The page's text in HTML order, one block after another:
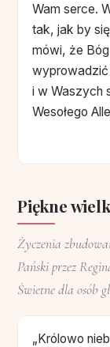
Wam serce.
tak, jak by się
mówi, że
wyprowadzić
i w Waszych
Wesołego
Piękne
Życzenia
Pański przez
Świetne dla osób
„Królowo